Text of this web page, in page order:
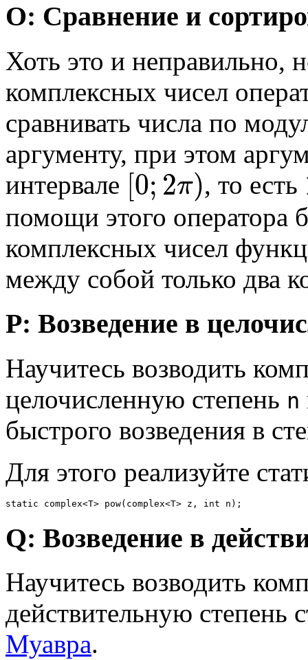
O: Сравнение и
Хоть это и неправильно,
комплексных чисел
сравнивать числа по
аргументу, при этом
интервале [0; 2π), то есть
помощи этого оператора
комплексных чисел
между собой только два
P: Возведение в
Научитесь возводить
целочисленную степень n
быстрого возведения в
Для этого реализуйте
Q: Возведение в
Научитесь возводить
действительную степень
Муавра.